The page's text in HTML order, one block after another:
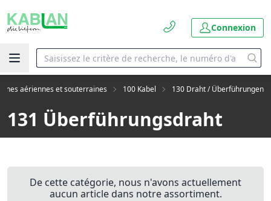
Connexion
aériennes et souterraines 100 Kabel 130 Draht / Überführungen
131 Überführungsdraht
De cette catégorie, nous n'avons actuellement
aucun article dans notre assortiment.